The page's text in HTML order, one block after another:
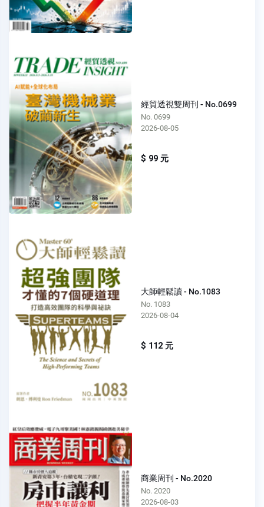
經貿透視雙周刊 - No.0699
No. 0699
2026-08-05
$ 99 元
大師輕鬆讀 - No.1083
No. 1083
2026-08-04
$ 112 元
商業周刊 - No.2020
No. 2020
2026-08-03